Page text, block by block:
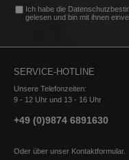
Ich habe die
gelesen und bin mit ihnen
SERVICE-HOTLINE
Unsere Telefonzeiten:
9 - 12 Uhr und 13 - 16 Uhr
+49 (0)9874 6891630
Oder über unser Kontaktformular.